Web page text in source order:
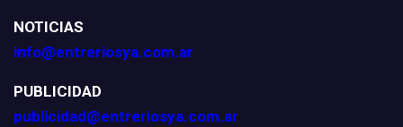
NOTICIAS
info@entreriosya.com.ar
PUBLICIDAD
publicidad@entreriosya.com.ar